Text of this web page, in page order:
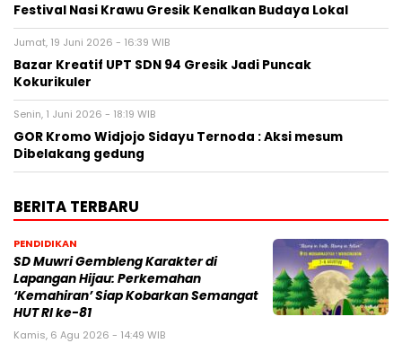
Festival Nasi Krawu Gresik Kenalkan Budaya Lokal
Jumat, 19 Juni 2026 - 16:39 WIB
Bazar Kreatif UPT SDN 94 Gresik Jadi Puncak
Kokurikuler
Senin, 1 Juni 2026 - 18:19 WIB
GOR Kromo Widjojo Sidayu Ternoda : Aksi mesum
Dibelakang gedung
BERITA TERBARU
PENDIDIKAN
SD Muwri Gembleng Karakter di
Lapangan Hijau: Perkemahan
‘Kemahiran’ Siap Kobarkan Semangat
HUT RI ke-81
Kamis, 6 Agu 2026 - 14:49 WIB